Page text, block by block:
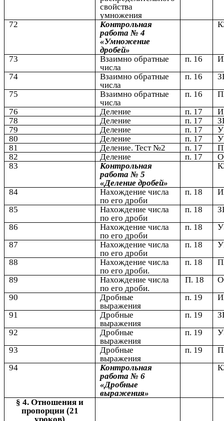
свойства
умножения
72
Контрольная
работа № 4
«Умножение
дробей»
73
Взаимно обратные
числа
п. 16
74
Взаимно обратные
числа
п. 16
75
Взаимно обратные
числа
п. 16
76
Деление п. 17
78
Деление п. 17
79
Деление п. 17
80
Деление п. 17
81
Деление. Тест №2 п. 17
82
Деление п. 17
83
Контрольная
работа № 5
«Деление дробей»
84
Нахождение числа
по его дроби
п. 18
85
Нахождение числа
по его дроби
п. 18
86
Нахождение числа
по его дроби
п. 18
87
Нахождение числа
по его дроби
п. 18
88
Нахождение числа
по его дроби.
п. 18
89
Нахождение числа
по его дроби.
П. 18
90
Дробные
выражения
п. 19
91
Дробные
выражения
п. 19
92
Дробные
выражения
п. 19
93
Дробные
выражения
п. 19
94
Контрольная
работа № 6
«Дробные
выражения»
§ 4. Отношения и
пропорции (21